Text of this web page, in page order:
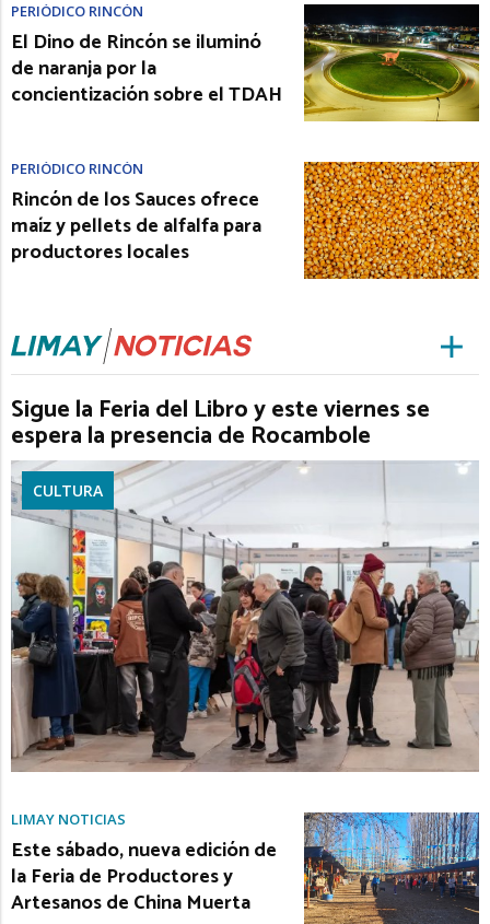
PERIÓDICO RINCÓN
El Dino de Rincón se iluminó
de naranja por la
concientización sobre el TDAH
PERIÓDICO RINCÓN
Rincón de los Sauces ofrece
maíz y pellets de alfalfa para
productores locales
Sigue la Feria del Libro y este viernes se
espera la presencia de Rocambole
CULTURA
LIMAY NOTICIAS
Este sábado, nueva edición de
la Feria de Productores y
Artesanos de China Muerta